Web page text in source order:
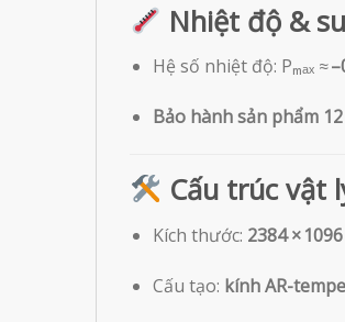
Nhiệt độ &
Hệ số nhiệt độ: Pₘₐₓ ≈
Bảo hành sản phẩm
Cấu trúc vật
Kích thước: 2384 ×
Cấu tạo: kính AR-